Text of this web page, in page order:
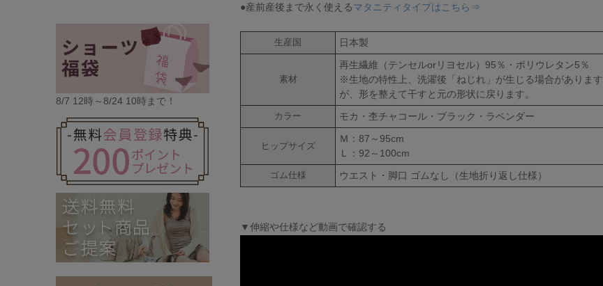
8/7 12時～8/24 10時まで！
●産前産後まで永く使えるマタニティタイプはこちら⇒
生産国 日本製
素材
再生繊維（テンセルorリヨセル）95％・ポリウレタン5％
※生地の特性上、洗濯後「ねじれ」が生じる場合があります
が、形を整えて干すと元の形状に戻ります。
カラー モカ・杢チャコール・ブラック・ラベンダー
ヒップサイズ
Ｍ：87～95cm
Ｌ：92～100cm
ゴム仕様 ウエスト・脚口 ゴムなし（生地折り返し仕様）
▼伸縮や仕様など動画で確認する